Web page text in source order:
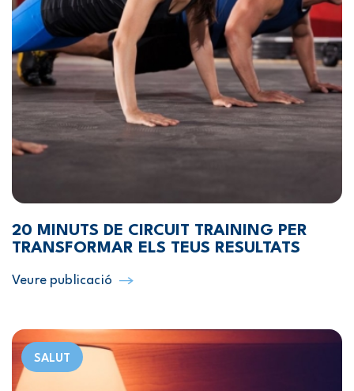
20 MINUTS DE CIRCUIT TRAINING PER
TRANSFORMAR ELS TEUS RESULTATS
Veure publicació
SALUT